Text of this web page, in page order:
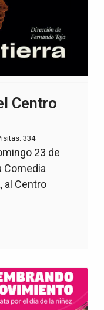
Centro
334
23 de
Comedia
al Centro